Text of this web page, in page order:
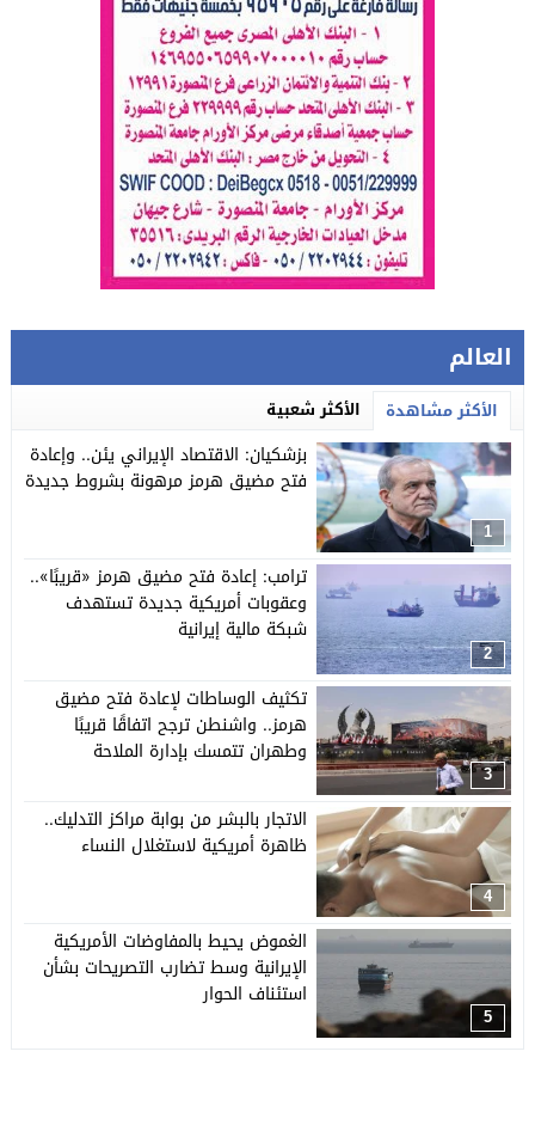
العالم
الأكثر مشاهدة الأكثر شعبية
1
بزشكيان: الاقتصاد الإيراني يئن.. وإعادة
فتح مضيق هرمز مرهونة بشروط جديدة
2
ترامب: إعادة فتح مضيق هرمز «قريبًا»..
وعقوبات أمريكية جديدة تستهدف
شبكة مالية إيرانية
3
تكثيف الوساطات لإعادة فتح مضيق
هرمز.. واشنطن ترجح اتفاقًا قريبًا
وطهران تتمسك بإدارة الملاحة
4
الاتجار بالبشر من بوابة مراكز التدليك..
ظاهرة أمريكية لاستغلال النساء
5
الغموض يحيط بالمفاوضات الأمريكية
الإيرانية وسط تضارب التصريحات بشأن
استئناف الحوار